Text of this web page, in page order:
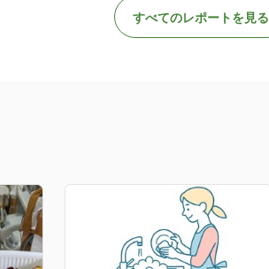
すべてのレポートを見る